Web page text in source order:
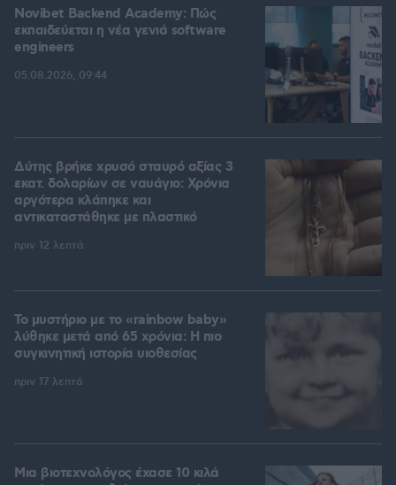
Novibet Backend Academy: Πώς
εκπαιδεύεται η νέα γενιά software
engineers
05.08.2026, 09:44
Δύτης βρήκε χρυσό σταυρό αξίας 3
εκατ. δολαρίων σε ναυάγιο: Χρόνια
αργότερα κλάπηκε και
αντικαταστάθηκε με πλαστικό
πριν 12 λεπτά
Το μυστήριο με το «rainbow baby»
λύθηκε μετά από 65 χρόνια: Η πιο
συγκινητική ιστορία υιοθεσίας
πριν 17 λεπτά
Μια βιοτεχνολόγος έχασε 10 κιλά